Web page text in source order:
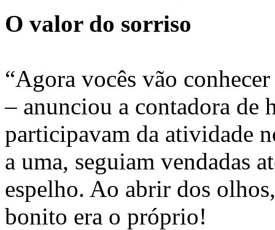
O valor do sorriso
“Agora vocês vão
– anunciou a contadora de
participavam da atividade
a uma, seguiam vendadas
espelho. Ao abrir dos
bonito era o próprio!